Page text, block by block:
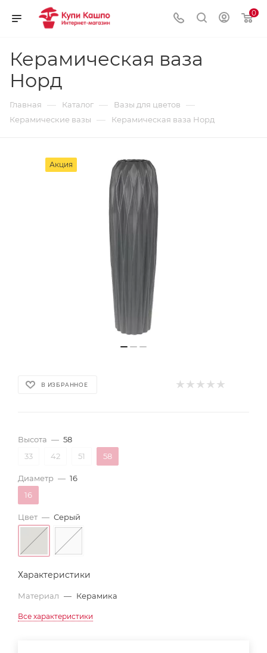
0
Керамическая ваза
Норд
Главная — Каталог — Вазы для цветов —
Керамические вазы — Керамическая ваза Норд
Акция
В ИЗБРАННОЕ
Высота — 58
33
42 51 58
Диаметр — 16
16
Цвет — Серый
Характеристики
Материал — Керамика
Все характеристики